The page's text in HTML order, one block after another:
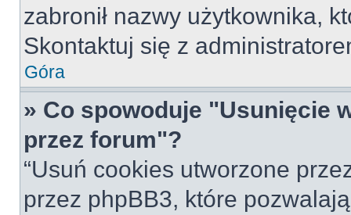
zabronił nazwy użytkownika,
Skontaktuj się z
Góra
» Co spowoduje "Usunięcie
przez forum"?
“Usuń cookies utworzone
przez phpBB3, które